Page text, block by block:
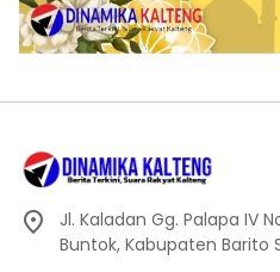
Jl. Kaladan Gg. Palapa IV
Buntok, Kabupaten Barito